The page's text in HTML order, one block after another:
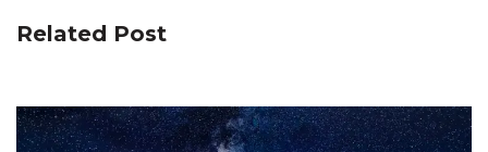
Related Post